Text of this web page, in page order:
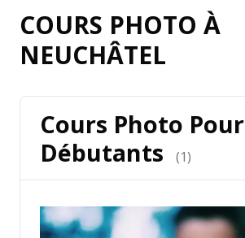
COURS PHOTO À
NEUCHÂTEL
Cours Photo Pour
Débutants
(1)